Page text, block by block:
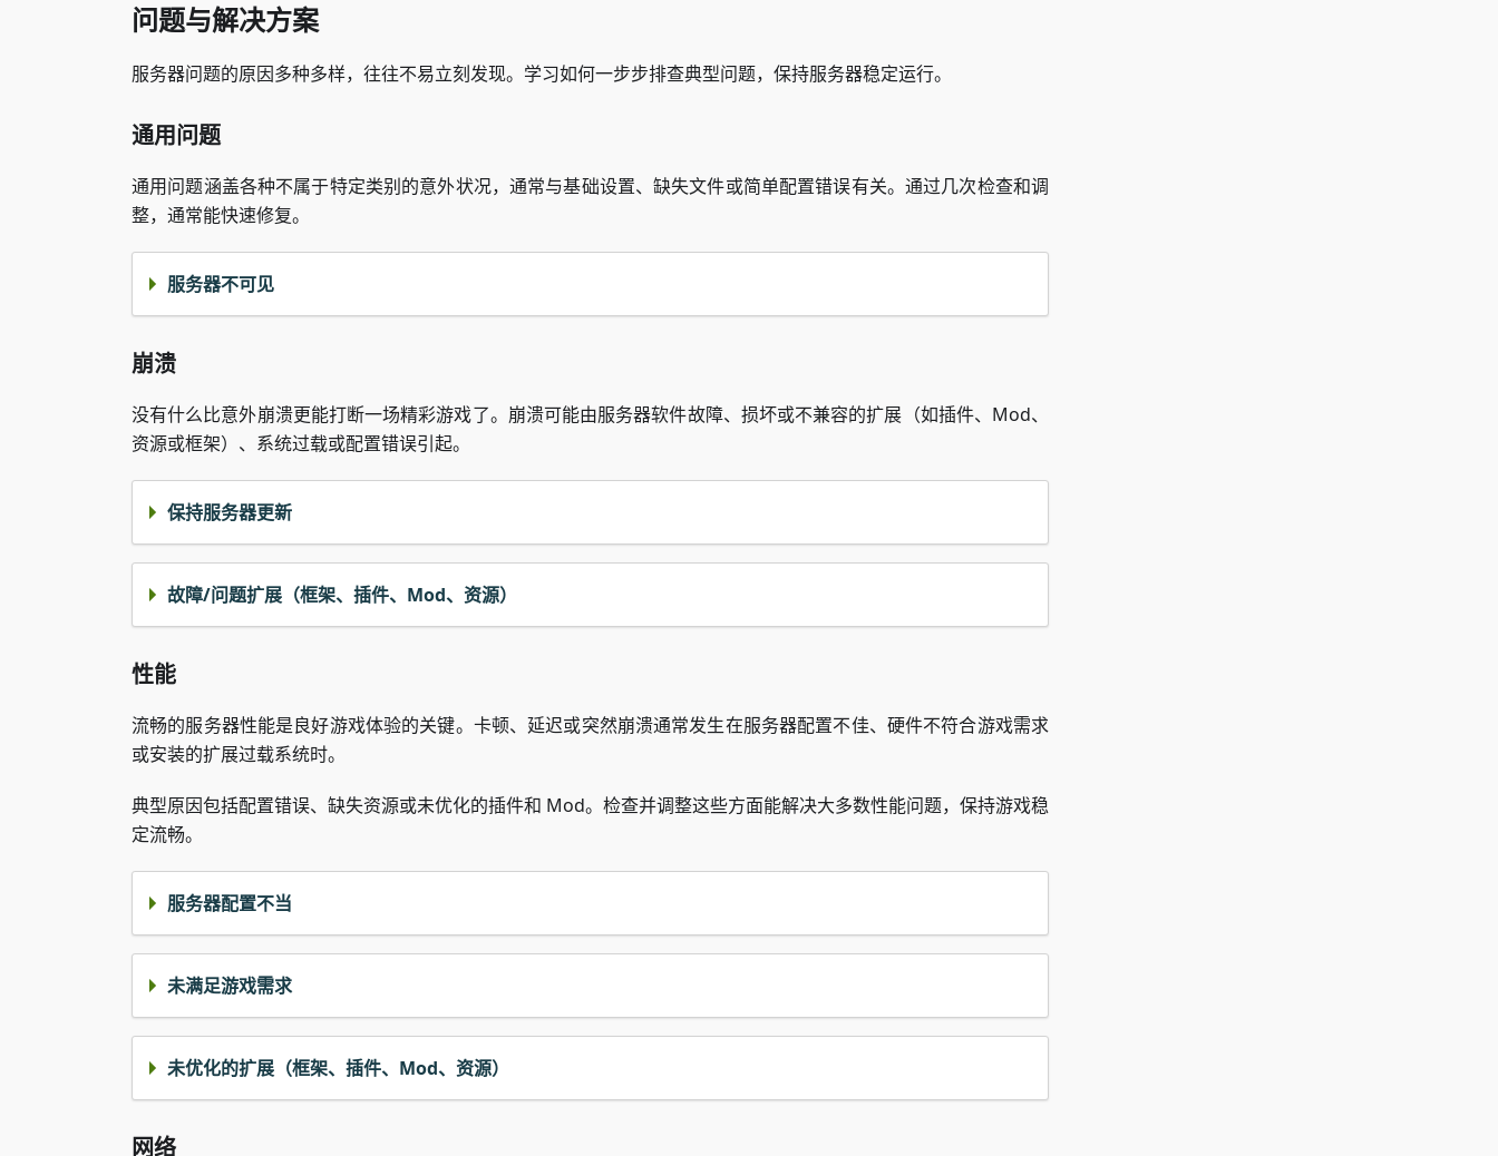
问题与解决方案
服务器问题的原因多种多样，往往不易立刻发现。学习如何一步步排查典型问题，保持服务器稳定运行。
通用问题
通用问题涵盖各种不属于特定类别的意外状况，通常与基础设置、缺失文件或简单配置错误有关。通过几次检查和调
整，通常能快速修复。
服务器不可见
崩溃
没有什么比意外崩溃更能打断一场精彩游戏了。崩溃可能由服务器软件故障、损坏或不兼容的扩展（如插件、Mod、
资源或框架）、系统过载或配置错误引起。
保持服务器更新
故障/问题扩展（框架、插件、Mod、资源）
性能
流畅的服务器性能是良好游戏体验的关键。卡顿、延迟或突然崩溃通常发生在服务器配置不佳、硬件不符合游戏需求
或安装的扩展过载系统时。
典型原因包括配置错误、缺失资源或未优化的插件和 Mod。检查并调整这些方面能解决大多数性能问题，保持游戏稳
定流畅。
服务器配置不当
未满足游戏需求
未优化的扩展（框架、插件、Mod、资源）
网络